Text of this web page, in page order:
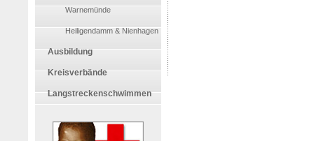
Warnemünde
Heiligendamm & Nienhagen
Ausbildung
Kreisverbände
Langstreckenschwimmen